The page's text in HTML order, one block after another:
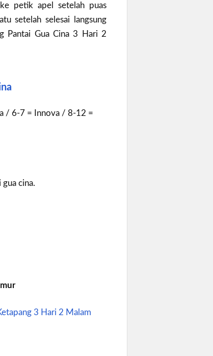
petik apel setelah puas
setelah selesai langsung
Pantai Gua Cina 3 Hari 2
/ 6-7 = Innova / 8-12 =
cina.
3 Hari 2 Malam